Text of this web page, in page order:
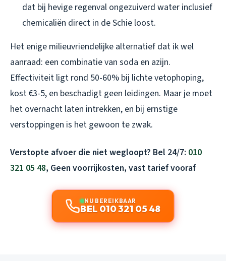
dat bij hevige regenval ongezuiverd water inclusief
chemicaliën direct in de Schie loost.
Het enige milieuvriendelijke alternatief dat ik wel
aanraad: een combinatie van soda en azijn.
Effectiviteit ligt rond 50-60% bij lichte vetophoping,
kost €3-5, en beschadigt geen leidingen. Maar je moet
het overnacht laten intrekken, en bij ernstige
verstoppingen is het gewoon te zwak.
Verstopte afvoer die niet wegloopt? Bel 24/7: 010
321 05 48, Geen voorrijkosten, vast tarief vooraf
NU BEREIKBAAR
BEL 010 321 05 48